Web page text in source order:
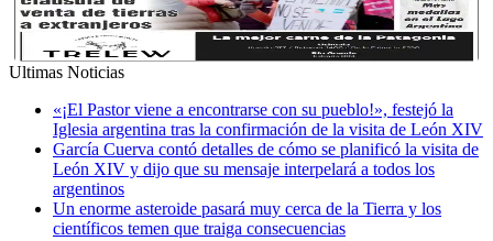
Ultimas Noticias
«¡El Pastor viene a encontrarse con su pueblo!», festejó la
Iglesia argentina tras la confirmación de la visita de León XIV
García Cuerva contó detalles de cómo se planificó la visita de
León XIV y dijo que su mensaje interpelará a todos los
argentinos
Un enorme asteroide pasará muy cerca de la Tierra y los
científicos temen que traiga consecuencias